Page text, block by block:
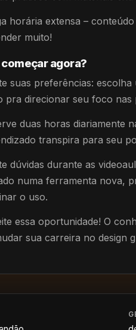
horária extensa –
muito!
agora?
suas preferências:
pra direcionar seu foco nas
duas horas diariamente
transpira para seu
dúvidas durante as
numa ferramenta nova,
o uso.
essa oportunidade! O
sua carreira no design